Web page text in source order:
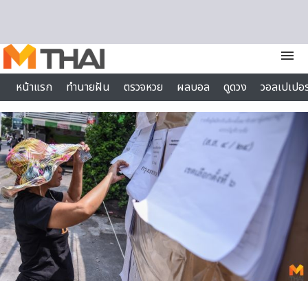
menu
หน้าแรก
ทำนายฝัน ตรวจหวย ผลบอล ดูดวง
วอลเปเป
ไลฟ์สไตล์